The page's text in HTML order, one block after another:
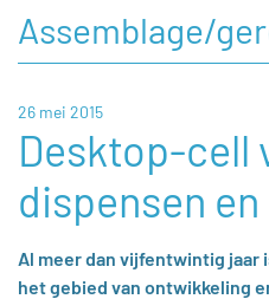
Assemblage/
26 mei 2015
Desktop-cell
dispensen
Al meer dan vijfentwintig
het gebied van ontwikkeling